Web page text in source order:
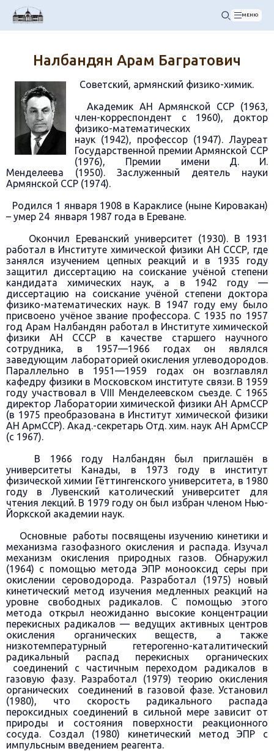
МЕНЮ
Налбандян Арам Багратович
Советский, армянский физико-химик.
Академик АН Армянской ССР (1963,
член-корреспондент с 1960), доктор
физико-математических
наук (1942), профессор (1947). Лауреат
Государственной премии Армянской ССР
(1976), Премии имени Д. И.
Менделеева (1950). Заслуженный деятель науки
Армянской ССР (1974).
Родился 1 января 1908 в Караклисе (ныне Кировакан)
– умер 24 января 1987 года в Ереване.
Окончил Ереванский университет (1930). В 1931
работал в Институте химической физики АН СССР, где
занялся изучением цепных реакций и в 1935 году
защитил диссертацию на соискание учёной степени
кандидата химических наук, а в 1942 году —
диссертацию на соискание учёной степени доктора
физико-математических наук. В 1947 году ему было
присвоено учёное звание профессора. С 1935 по 1957
год Арам Налбандян работал в Институте химической
физики АН СССР в качестве старшего научного
сотрудника, в 1957—1966 годах он являлся
заведующим лабораторией окисления углеводородов.
Параллельно в 1951—1959 годах он возглавлял
кафедру физики в Московском институте связи. В 1959
году участвовал в VIII Менделеевском съезде. С 1965
директор Лаборатории химической физики АН АрмССР
(в 1975 преобразована в Институт химической физики
АН АрмССР). Акад.-секретарь Отд. хим. наук АН АрмССР
(с 1967).
В 1966 году Налбандян был приглашён в
университеты Канады, в 1973 году в институт
физической химии Гёттингенского университета, в 1980
году в Лувенский католический университет для
чтения лекций. В 1979 году он был избран членом Нью-
Йоркской академии наук.
Основные работы посвящены изучению кинетики и
механизма газофазного окисления и распада. Изучал
механизм окисления природных газов. Обнаружил
(1964) с помощью метода ЭПР монооксид серы при
окислении сероводорода. Разработал (1975) новый
кинетический метод изучения медленных реакций на
уровне свободных радикалов. С помощью этого
метода открыл неожиданно высокие концентрации
перекисных радикалов — ведущих активных центров
окисления органических веществ, а также
низкотемпературный гетерогенно-каталитический
радикальный распад перекисных органических
соединений с частичным переходом радикалов в
газовую фазу. Разработал (1979) теорию окисления
органических соединений в газовой фазе. Установил
(1980), что скорость радикального распада
пероксидных соединений в сильной мере зависит от
природы и состояния поверхности реакционного
сосуда. Создал (1980) кинетический метод ЭПР с
импульсным введением реагента.